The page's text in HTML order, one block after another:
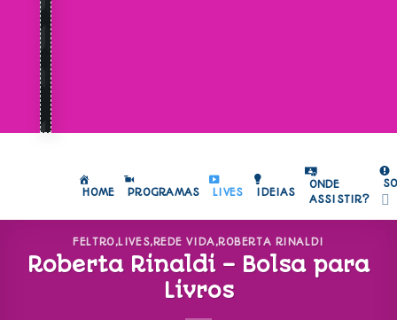
HOME PROGRAMAS LIVES IDEIAS
ONDE
ASSISTIR?
FELTRO,LIVES,REDE VIDA,ROBERTA RINALDI
Roberta Rinaldi – Bolsa para
Livros